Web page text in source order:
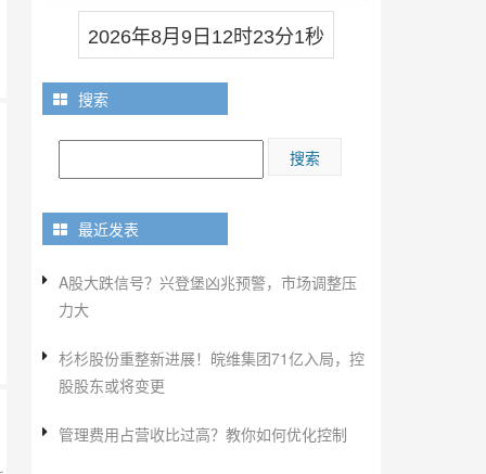
2026年8月9日12时23分2秒
搜索
最近发表
A股大跌信号？兴登堡凶兆预警，市场调整压
力大
杉杉股份重整新进展！皖维集团71亿入局，控
股股东或将变更
管理费用占营收比过高？教你如何优化控制